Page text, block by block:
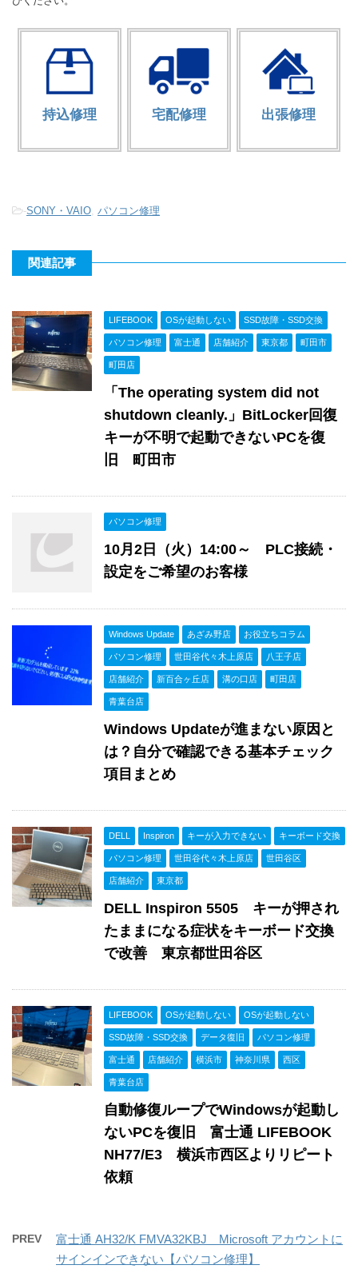
持込修理 宅配修理 出張修理
-SONY・VAIO パソコン修理
関連記事
LIFEBOOK OSが起動しない SSD故障・SSD交換
パソコン修理 富士通 店舗紹介 東京都 町田市
町田店
「The operating system did not
shutdown cleanly.」BitLocker回復
キーが不明で起動できないPCを復
旧 町田市
パソコン修理
10月2日（火）14:00～ PLC接続・
設定をご希望のお客様
Windows Update あざみ野店 お役立ちコラム
パソコン修理 世田谷代々木上原店 八王子店
店舗紹介 新百合ヶ丘店 溝の口店 町田店
青葉台店
Windows Updateが進まない原因と
は？自分で確認できる基本チェック
項目まとめ
DELL Inspiron キーが入力できない キーボード交換
パソコン修理 世田谷代々木上原店 世田谷区
店舗紹介 東京都
DELL Inspiron 5505 キーが押され
たままになる症状をキーボード交換
で改善 東京都世田谷区
LIFEBOOK OSが起動しない OSが起動しない
SSD故障・SSD交換 データ復旧 パソコン修理
富士通 店舗紹介 横浜市 神奈川県 西区
青葉台店
自動修復ループでWindowsが起動し
ないPCを復旧 富士通 LIFEBOOK
NH77/E3 横浜市西区よりリピート
依頼
PREV
富士通 AH32/K FMVA32KBJ Microsoft アカウントに
サインインできない【パソコン修理】